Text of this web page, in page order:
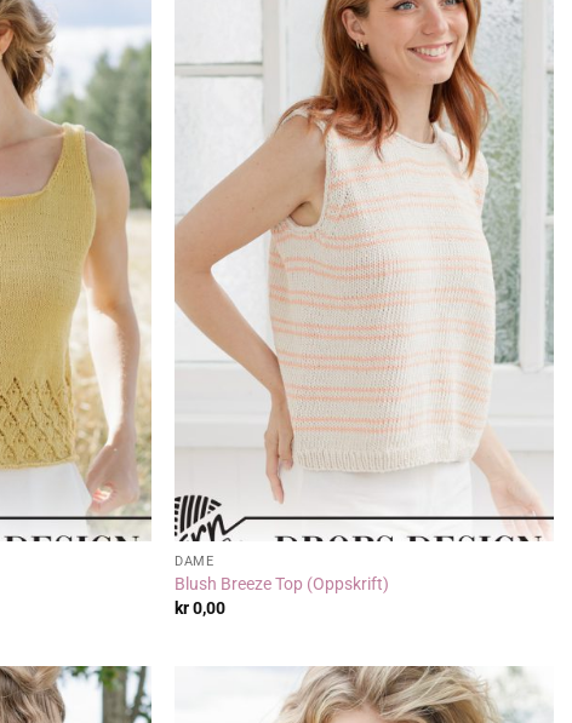
DAME
Blush Breeze Top (Oppskrift)
kr0,00